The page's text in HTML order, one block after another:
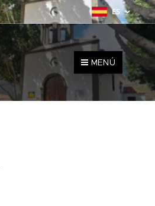
ES
MENÚ